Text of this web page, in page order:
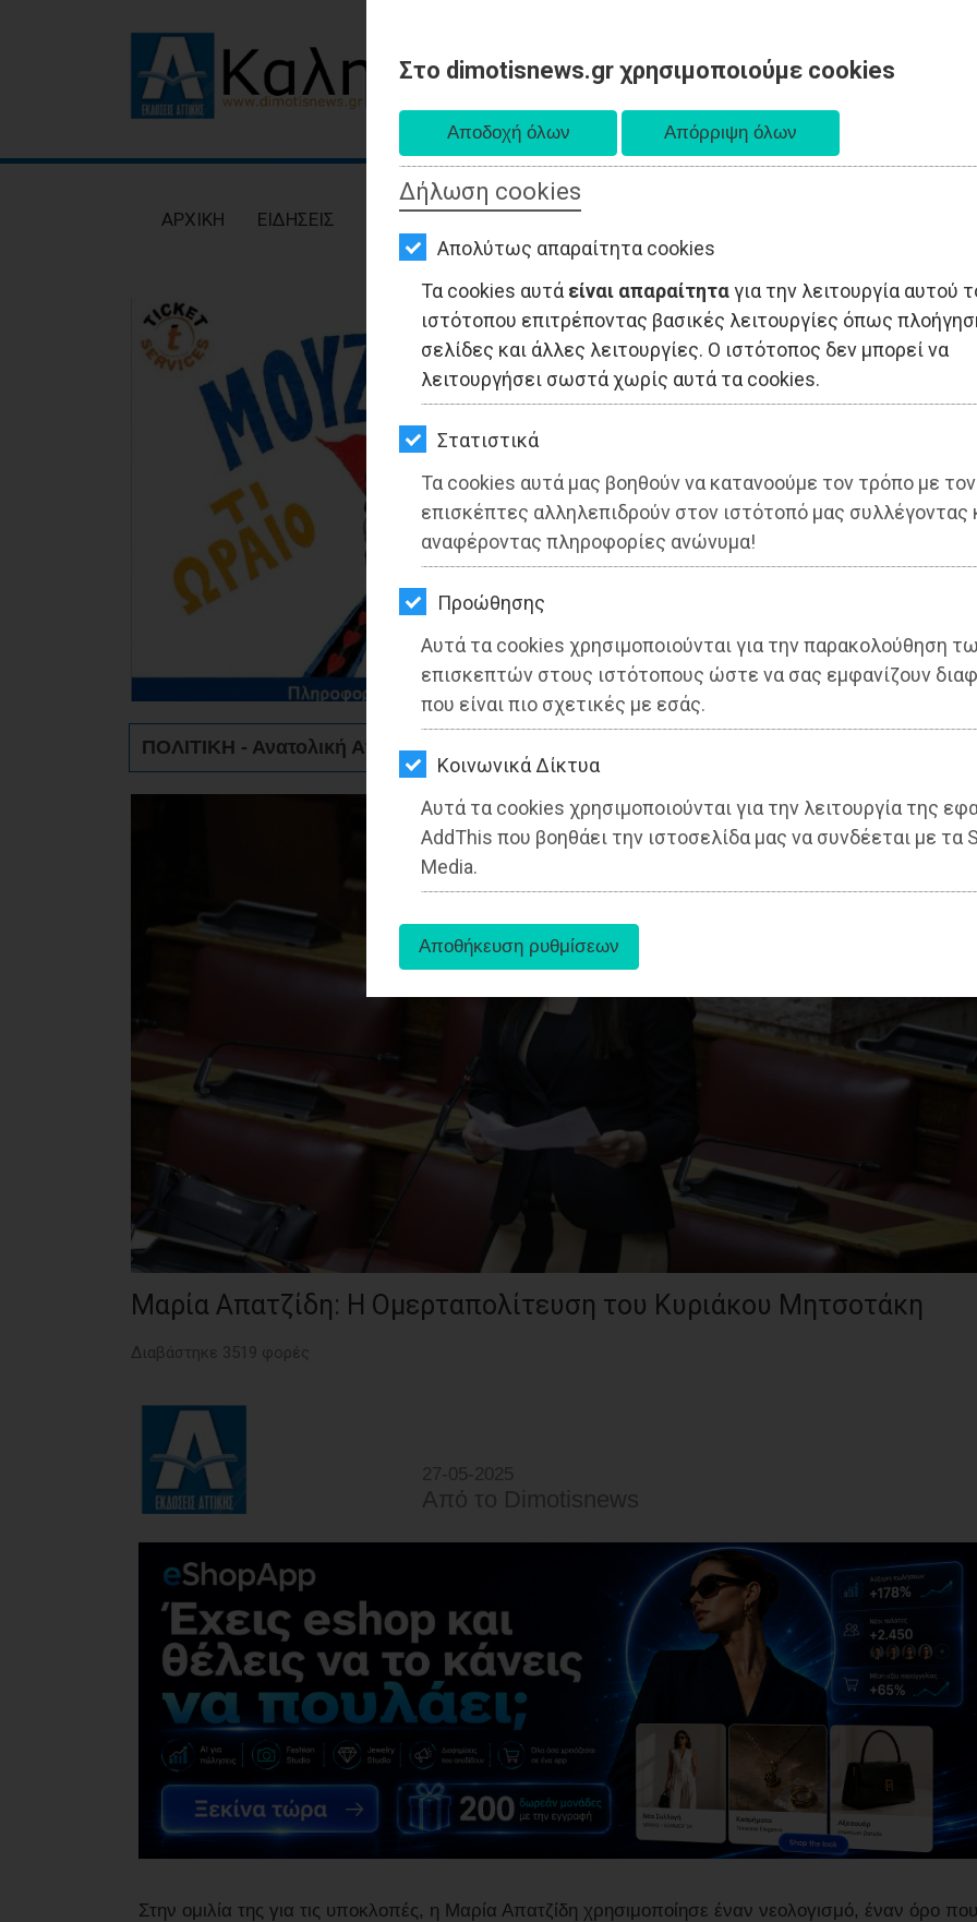
Στο dimotisnews.gr χρησιμοποιούμε cookies
Δήλωση cookies
Απολύτως απαραίτητα cookies
Τα cookies αυτά είναι απαραίτηταγια την λειτουργία αυτού
ιστότοπου επιτρέποντας βασικές λειτουργίες όπως
σελίδες και άλλες λειτουργίες. Ο ιστότοπος δεν μπορεί να
λειτουργήσει σωστά χωρίς αυτά τα cookies.
Στατιστικά
Τα cookies αυτά μας βοηθούν να κατανοούμε τον τρόπο με τον
επισκέπτες αλληλεπιδρούν στον ιστότοπό μας συλλέγοντας
αναφέροντας πληροφορίες ανώνυμα!
Προώθησης
Αυτά τα cookies χρησιμοποιούνται για την παρακολούθηση
επισκεπτών στους ιστότοπους ώστε να σας εμφανίζουν
που είναι πιο σχετικές με εσάς.
Kοινωνικά Δίκτυα
Αυτά τα cookies χρησιμοποιούνται για την λειτουργία της
AddThis που βοηθάει την ιστοσελίδα μας να συνδέεται με τα
Media.
ΕΙΔΗΣΕΙΣ
ΟΙΚΟΝΟΜΙΑ
ΑΘΛΗΤΙΣΜΟΣ
ΕΞΟΔΟΣ
ΠΕΡΙΒΑΛΛΟΝ
ΚΑΤΟΙΚΙΔΙΟ
ΑΠΟΣΤΟΛΗ
AΡΧΙΚΗ ΕΙΔΗΣΕΙΣ
ΠΟΛΙΤΙΚΗ - Ανατολική Αττική
Μαρία Απατζίδη: Η Ομερταπολίτευση του Κυριάκου Μητσοτάκη
Διαβάστηκε 3519 φορές
27-05-2025
Από τo Dimotisnews
Στην ομιλία της για τις υποκλοπές, η Μαρία Απατζίδη χρησιμοποίησε έναν νεολογισμό, έναν όρο που